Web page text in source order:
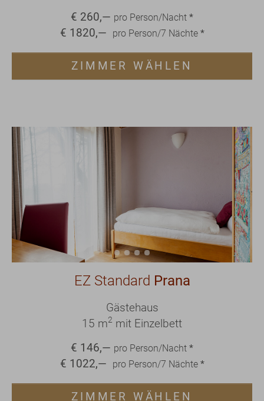
€ 260,— pro Person/Nacht *
€ 1820,— pro Person/7 Nächte *
ZIMMER WÄHLEN
EZ Standard Prana
Gästehaus
15 m2 mit Einzelbett
€ 146,— pro Person/Nacht *
€ 1022,— pro Person/7 Nächte *
ZIMMER WÄHLEN